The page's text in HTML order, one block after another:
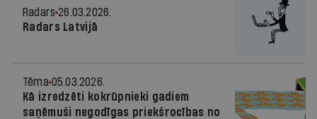
Radars 26.03.2026.
Radars Latvijā
Tēma 05.03.2026.
Kā izredzēti kokrūpnieki gadiem
saņēmuši negodīgas priekšrocības no